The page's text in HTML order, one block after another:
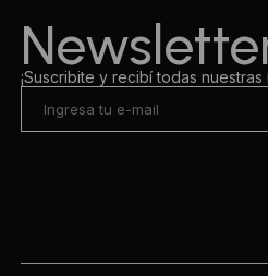
¡Suscribite y recibí todas